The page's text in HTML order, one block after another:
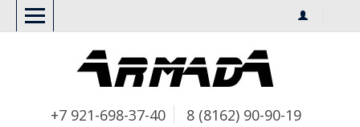
+7 921-698-37-40 8 (8162) 90-90-19